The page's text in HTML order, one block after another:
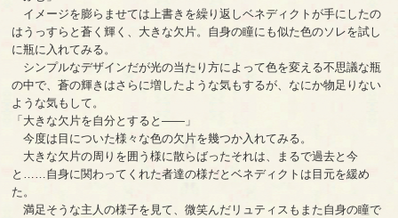
イメージを膨らませては上書きを繰り返しベネディクトが手にしたの
はうっすらと蒼く輝く、大きな欠片。自身の瞳にも似た色のソレを試し
に瓶に入れてみる。
シンプルなデザインだが光の当たり方によって色を変える不思議な瓶
の中で、蒼の輝きはさらに増したような気もするが、なにか物足りない
ような気もして。
「大きな欠片を自分とすると――」
今度は目についた様々な色の欠片を幾つか入れてみる。
大きな欠片の周りを囲う様に散らばったそれは、まるで過去と今
と……自身に関わってくれた者達の様だとベネディクトは目元を緩め
た。
満足そうな主人の様子を見て、微笑んだリュティスもまた自身の瞳で